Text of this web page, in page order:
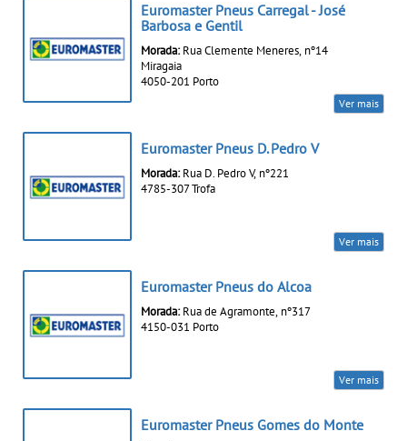
Euromaster Pneus Carregal - José
Barbosa e Gentil
Morada: Rua Clemente Meneres, nº14
Miragaia
4050-201 Porto
Ver mais
Euromaster Pneus D. Pedro V
Morada: Rua D. Pedro V, nº221
4785-307 Trofa
Ver mais
Euromaster Pneus do Alcoa
Morada: Rua de Agramonte, nº317
4150-031 Porto
Ver mais
Euromaster Pneus Gomes do Monte